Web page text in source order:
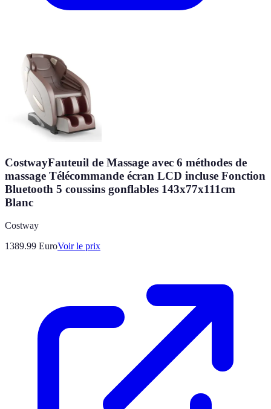
CostwayFauteuil de Massage avec 6 méthodes de
massage Télécommande écran LCD incluse Fonction
Bluetooth 5 coussins gonflables 143x77x111cm
Blanc
Costway
1389.99 EuroVoir le prix